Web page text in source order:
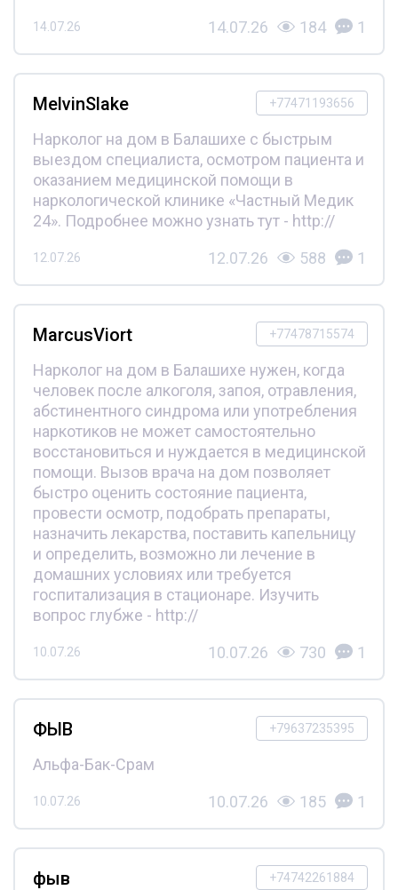
14.07.26 14.07.26 184 1
+77471193656
MelvinSlake
Нарколог на дом в Балашихе с быстрым
выездом специалиста, осмотром пациента и
оказанием медицинской помощи в
наркологической клинике «Частный Медик
24». Подробнее можно узнать тут - http://
12.07.26 12.07.26 588 1
+77478715574
MarcusViort
Нарколог на дом в Балашихе нужен, когда
человек после алкоголя, запоя, отравления,
абстинентного синдрома или употребления
наркотиков не может самостоятельно
восстановиться и нуждается в медицинской
помощи. Вызов врача на дом позволяет
быстро оценить состояние пациента,
провести осмотр, подобрать препараты,
назначить лекарства, поставить капельницу
и определить, возможно ли лечение в
домашних условиях или требуется
госпитализация в стационаре. Изучить
вопрос глубже - http://
10.07.26 10.07.26 730 1
+79637235395
ФЫВ
Альфа-Бак-Срам
10.07.26 10.07.26 185 1
+74742261884
фыв